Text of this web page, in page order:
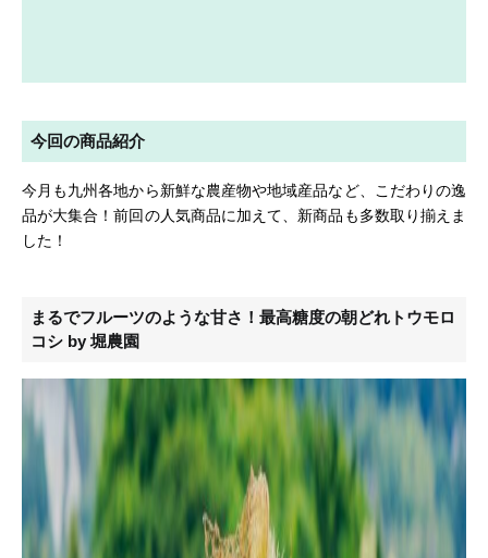
今回の商品紹介
今月も九州各地から新鮮な農産物や地域産品など、こだわりの逸
品が大集合！前回の人気商品に加えて、新商品も多数取り揃えま
した！
まるでフルーツのような甘さ！最高糖度の朝どれトウモロ
コシ by 堀農園